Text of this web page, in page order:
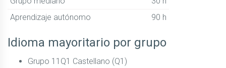
Aprendizaje autónomo
90 h
Idioma mayoritario por grupo
Grupo 11Q1 Castellano (Q1)